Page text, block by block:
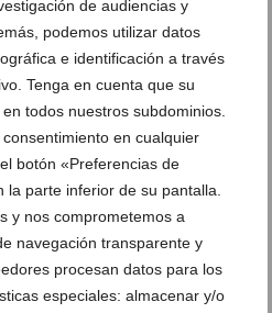
de audiencias y
podemos utilizar datos
e identificación a través
Tenga en cuenta que su
todos nuestros subdominios.
en cualquier
botón «Preferencias de
parte inferior de su pantalla.
y nos comprometemos a
navegación transparente y
procesan datos para los
especiales: almacenar y/o
en ayudas para eventos
a clubes locales